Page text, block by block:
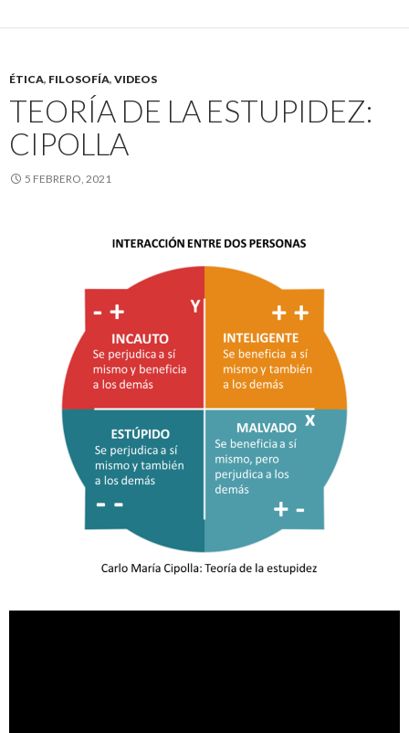
ÉTICA, FILOSOFÍA, VIDEOS
TEORÍA DE LA ESTUPIDEZ:
CIPOLLA
5 FEBRERO, 2021